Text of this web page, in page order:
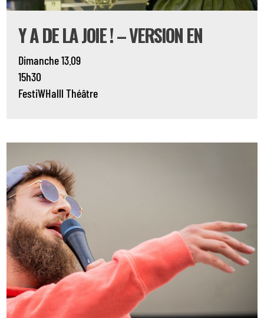
Y A DE LA JOIE ! – VERSION EN
Dimanche 13.09
15h30
FestiWHalll Théâtre